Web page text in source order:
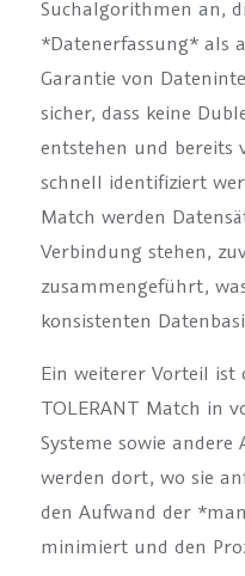
Suchalgorithmen an,
*Datenerfassung* als
Garantie von
sicher, dass keine
entstehen und bereits
schnell identifiziert
Match werden
Verbindung stehen,
zusammengeführt,
konsistenten
Ein weiterer Vorteil ist
TOLERANT Match in
Systeme sowie andere
werden dort, wo sie
den Aufwand der
minimiert und den